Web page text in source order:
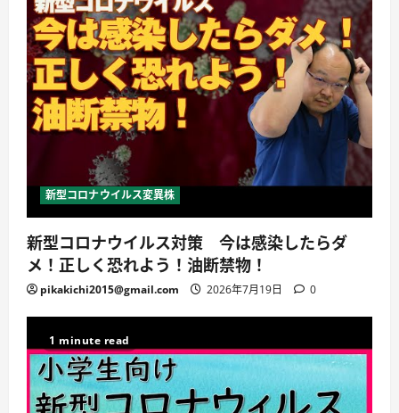
新型コロナウイルス変異株
新型コロナウイルス対策 今は感染したらダ
メ！正しく恐れよう！油断禁物！
pikakichi2015@gmail.com 2026年7月19日 0
1 minute read